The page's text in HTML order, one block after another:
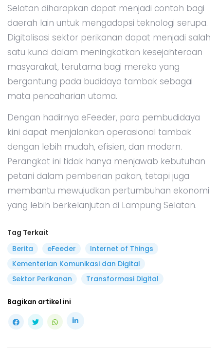
Selatan diharapkan dapat menjadi contoh bagi
daerah lain untuk mengadopsi teknologi serupa.
Digitalisasi sektor perikanan dapat menjadi salah
satu kunci dalam meningkatkan kesejahteraan
masyarakat, terutama bagi mereka yang
bergantung pada budidaya tambak sebagai
mata pencaharian utama.
Dengan hadirnya eFeeder, para pembudidaya
kini dapat menjalankan operasional tambak
dengan lebih mudah, efisien, dan modern.
Perangkat ini tidak hanya menjawab kebutuhan
petani dalam pemberian pakan, tetapi juga
membantu mewujudkan pertumbuhan ekonomi
yang lebih berkelanjutan di Lampung Selatan.
Tag Terkait
Berita
eFeeder
Internet of Things
Kementerian Komunikasi dan Digital
Sektor Perikanan
Transformasi Digital
Bagikan artikel ini